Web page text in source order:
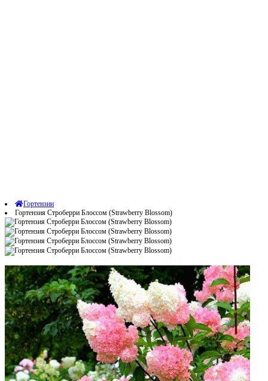
Гортензии
Гортензия Строберри Блоссом (Strawberry Blossom)